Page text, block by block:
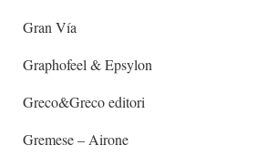
Gran Vía
Graphofeel & Epsylon
Greco&Greco editori
Gremese – Airone